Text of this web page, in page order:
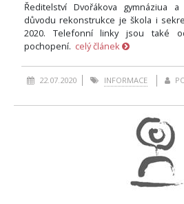
Ředitelství Dvořákova gymnáziua
důvodu rekonstrukce je škola i
2020. Telefonní linky jsou také
pochopení. celý článek
22.07.2020 INFORMACE